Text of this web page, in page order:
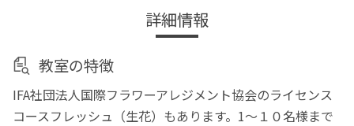
詳細情報
教室の特徴
IFA社団法人国際フラワーアレジメント協会のライセンス
コースフレッシュ（生花）もあります。1～１０名様まで